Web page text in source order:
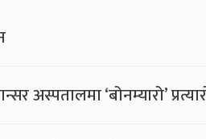
अस्पतालमा ‘बोनम्यारो’